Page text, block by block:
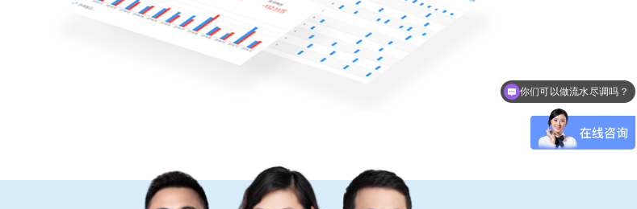
可以介绍下你们的产品么？